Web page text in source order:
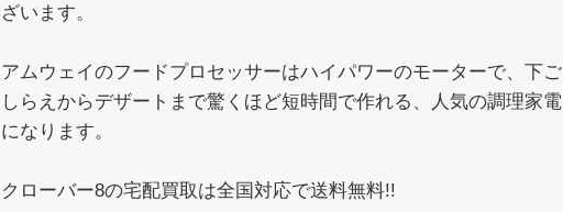
ざいます。
アムウェイのフードプロセッサーはハイパワーのモーターで、下ご
しらえからデザートまで驚くほど短時間で作れる、人気の調理家電
になります。
クローバー8の宅配買取は全国対応で送料無料!!